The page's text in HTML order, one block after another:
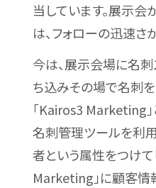
当しています。展示会
は、フォローの迅速さ
今は、展示会場に名
ち込みその場で名刺を
「Kairos3 Marketing
名刺管理ツールを利
者という属性をつけて
Marketing」に顧客情